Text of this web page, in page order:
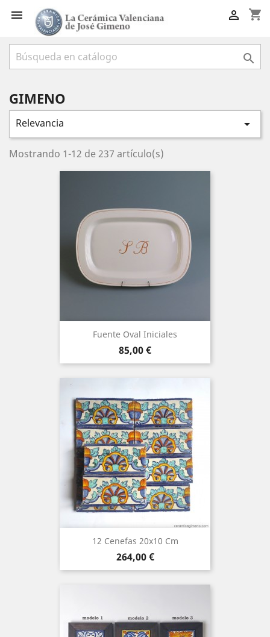
 shopping_cart


GIMENO
Relevancia 
Mostrando 1-12 de 237 artículo(s)
Fuente Oval Iniciales
Precio
85,00 €
12 Cenefas 20x10 Cm
Precio
264,00 €